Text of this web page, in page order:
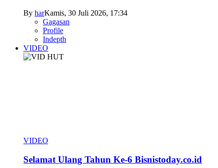
By harKamis, 30 Juli 2026, 17:34
Gagasan
Profile
Indepth
VIDEO
VIDEO
Selamat Ulang Tahun Ke-6 Bisnistoday.co.id